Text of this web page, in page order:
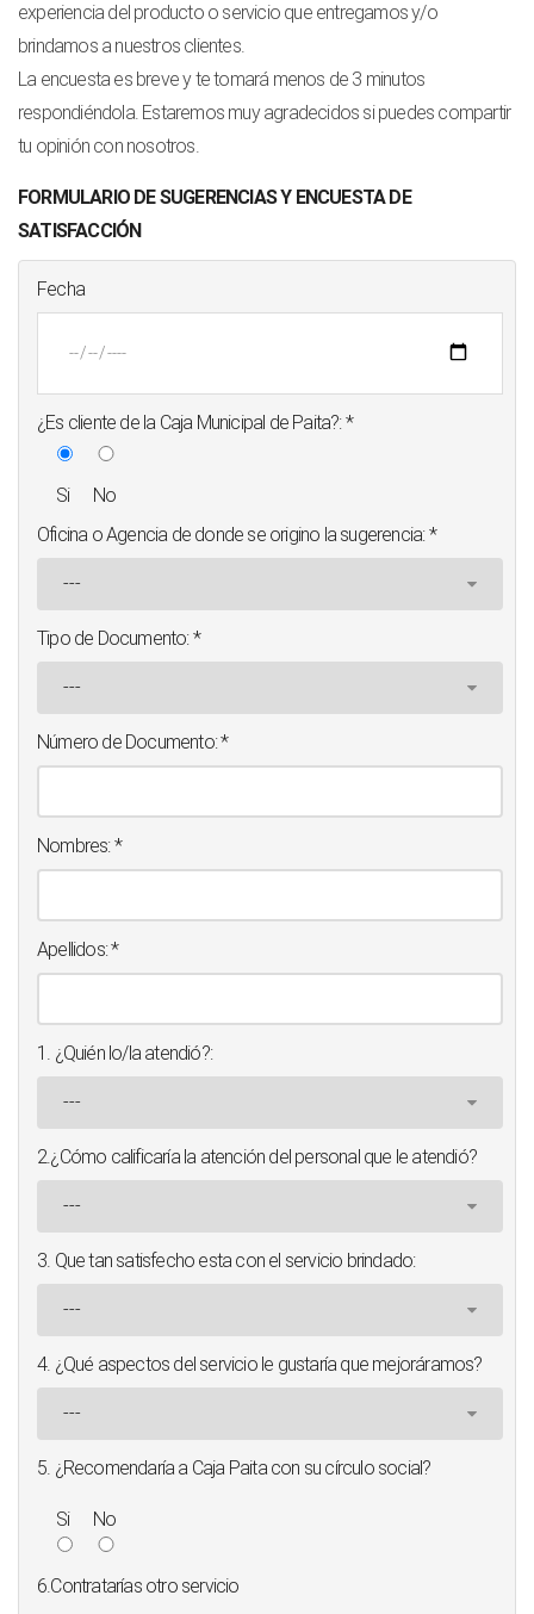
experiencia del producto o servicio que entregamos y/o
brindamos a nuestros clientes.
La encuesta es breve y te tomará menos de 3 minutos
respondiéndola. Estaremos muy agradecidos si puedes compartir
tu opinión con nosotros.
FORMULARIO DE SUGERENCIAS Y ENCUESTA DE
SATISFACCIÓN
Fecha
¿Es cliente de la Caja Municipal de Paita?:*
Si
No
Oficina o Agencia de donde se origino la sugerencia:*
Tipo de Documento:*
Número de Documento:*
Nombres:*
Apellidos:*
1. ¿Quién lo/la atendió?:
2.¿Cómo calificaría la atención del personal que le atendió?
3. Que tan satisfecho esta con el servicio brindado:
4. ¿Qué aspectos del servicio le gustaría que mejoráramos?
5. ¿Recomendaría a Caja Paita con su círculo social?
Si No
6.Contratarías otro servicio